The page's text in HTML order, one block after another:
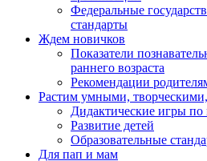
Федеральные
стандарты
Ждем новичков
Показатели
раннего возраста
Рекомендации
Растим умными,
Дидактические игры по
Развитие детей
Образовательные
Для пап и мам